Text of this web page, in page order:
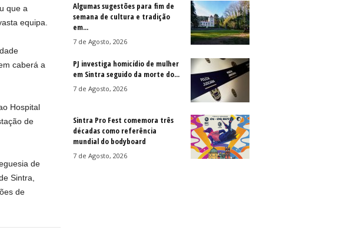
que a
equipa.
caberá a
Hospital
de
de
Sintra,
de
Algumas sugestões para fim de
semana de cultura e tradição
em...
7 de Agosto, 2026
PJ investiga homicídio de mulher
em Sintra seguido da morte do...
7 de Agosto, 2026
Sintra Pro Fest comemora três
décadas como referência
mundial do bodyboard
7 de Agosto, 2026